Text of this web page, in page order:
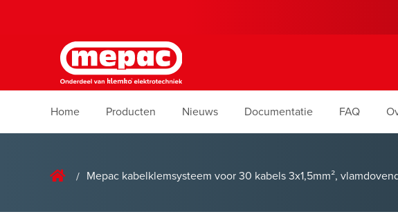
Home Producten Nieuws Documentatie FAQ
Mepac kabelklemsysteem voor 30 kabels 3x1,5mm²,